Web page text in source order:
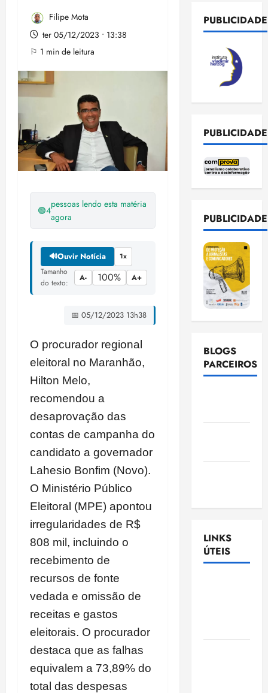
Filipe Mota
ter 05/12/2023 • 13:38
⚐ 1 min de leitura
🟢4
pessoas lendo esta matéria
agora
🔊Ouvir Notícia 1x
Tamanho
do texto:
A- 100% A+
📅 05/12/2023 13h38
O procurador regional
eleitoral no Maranhão,
Hilton Melo,
recomendou a
desaprovação das
contas de campanha do
candidato a governador
Lahesio Bonfim (Novo).
O Ministério Público
Eleitoral (MPE) apontou
irregularidades de R$
808 mil, incluindo o
recebimento de
recursos de fonte
vedada e omissão de
receitas e gastos
eleitorais. O procurador
destaca que as falhas
equivalem a 73,89% do
total das despesas
PUBLICIDADE
PUBLICIDADE
PUBLICIDADE
BLOGS
PARCEIROS
LINKS
ÚTEIS